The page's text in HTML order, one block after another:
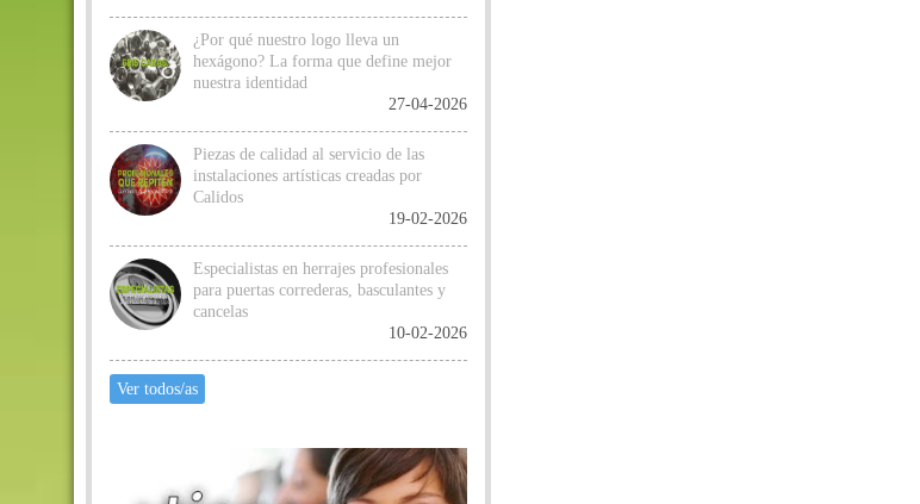
¿Por qué nuestro logo lleva un
hexágono? La forma que define mejor
nuestra identidad
27-04-2026
Piezas de calidad al servicio de las
instalaciones artísticas creadas por
Calidos
19-02-2026
Especialistas en herrajes profesionales
para puertas correderas, basculantes y
cancelas
10-02-2026
Ver todos/as